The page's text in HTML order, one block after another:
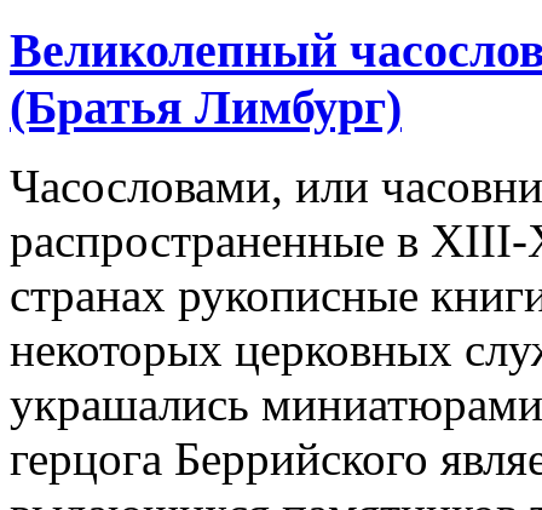
Великолепный
(Братья Лимбург)
Часословами, или
распространенные в
странах рукописные
некоторых церковных
украшались
герцога Беррийского